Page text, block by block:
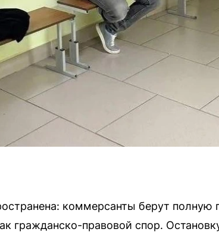
коммерсанты берут полную
гражданско-правовой спор.